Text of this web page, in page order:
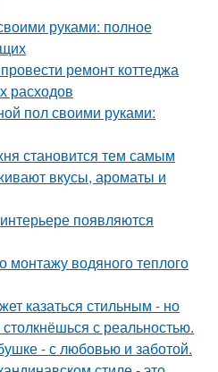
руками: полное
ремонт коттеджа
расходов
пол своими руками:
становится тем самым
вкусы, ароматы и
появляются
монтажу водяного теплого
казаться стильным - но
с реальностью.
- с любовью и заботой.